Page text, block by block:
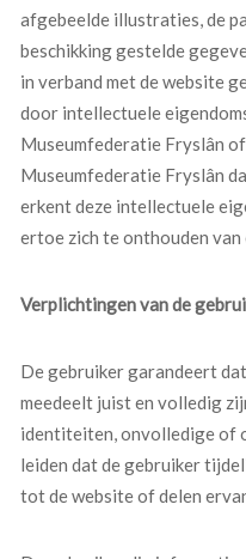
afgebeelde illustraties, de
beschikking gestelde
in verband met de website
door intellectuele
Museumfederatie Fryslân
Museumfederatie Fryslân
erkent deze intellectuele
ertoe zich te onthouden van
Verplichtingen van de
De gebruiker garandeert
meedeelt juist en volledig
identiteiten, onvolledige of
leiden dat de gebruiker
tot de website of delen